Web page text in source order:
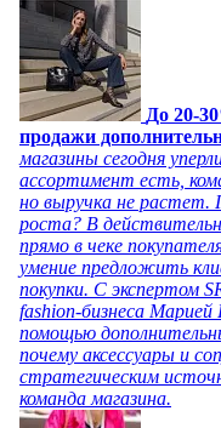
До 20-
продажи
магазины сегодня
ассортимент есть,
но выручка не растет.
роста? В
прямо в чеке
умение предложить
покупки. С экспертом
fashion-бизнеса Марией
помощью
почему аксессуары и
стратегическим
команда магазина.